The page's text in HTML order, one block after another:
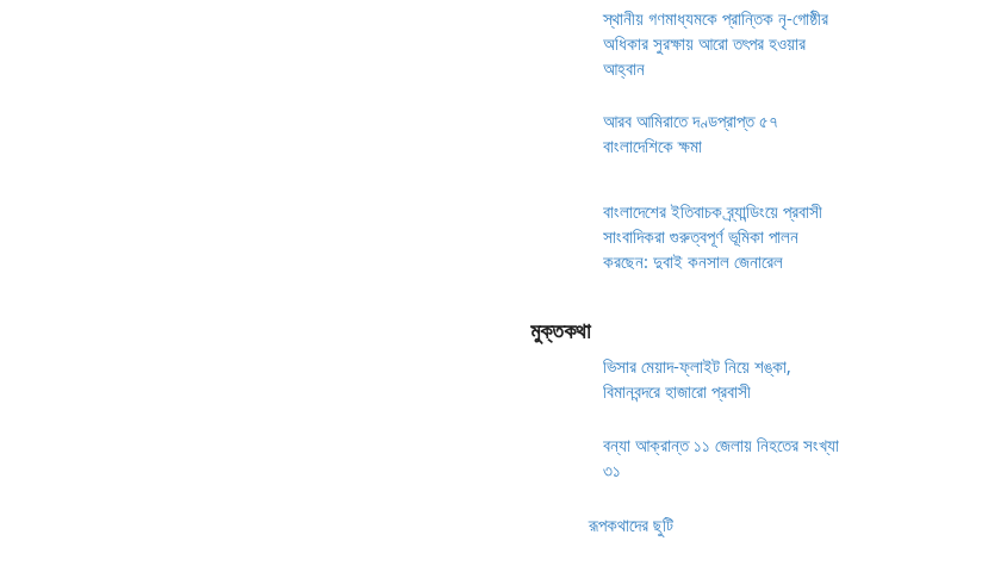
স্থানীয় গণমাধ্যমকে প্রান্তিক নৃ-গোষ্ঠীর
অধিকার সুরক্ষায় আরো তৎপর হওয়ার
আহ্বান
আরব আমিরাতে দণ্ডপ্রাপ্ত ৫৭
বাংলাদেশিকে ক্ষমা
বাংলাদেশের ইতিবাচক ব্র্যান্ডিংয়ে প্রবাসী
সাংবাদিকরা গুরুত্বপূর্ণ ভূমিকা পালন
করছেন: দুবাই কনসাল জেনারেল
মুক্তকথা
ভিসার মেয়াদ-ফ্লাইট নিয়ে শঙ্কা,
বিমানবন্দরে হাজারো প্রবাসী
বন্যা আক্রান্ত ১১ জেলায় নিহতের সংখ্যা
৩১
রূপকথাদের ছুটি